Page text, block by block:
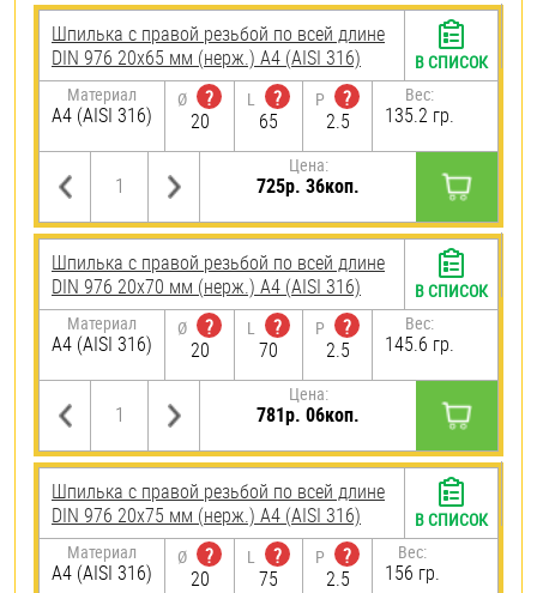
Шпилька с правой резьбой по всей длине
DIN 976 20х65 мм (нерж.) A4 (AISI 316)
Материал
A4 (AISI 316)
Ø
?
20
L
?
65
P
?
2.5
Вес:
135.2 гр.
Цена:
725р. 36коп.
В СПИСОК
Шпилька с правой резьбой по всей длине
DIN 976 20х70 мм (нерж.) A4 (AISI 316)
Материал
A4 (AISI 316)
Ø
?
20
L
?
70
P
?
2.5
Вес:
145.6 гр.
Цена:
781р. 06коп.
В СПИСОК
Шпилька с правой резьбой по всей длине
DIN 976 20х75 мм (нерж.) A4 (AISI 316)
Материал
A4 (AISI 316)
Ø
?
20
L
?
75
P
?
2.5
Вес:
156 гр.
В СПИСОК